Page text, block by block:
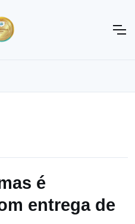
é
entrega de